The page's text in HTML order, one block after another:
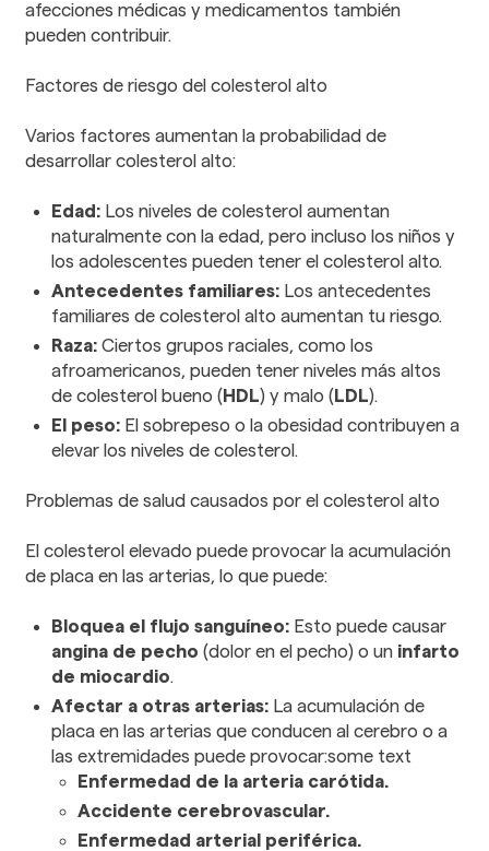
afecciones médicas y medicamentos también
pueden contribuir.
Factores de riesgo del colesterol alto
Varios factores aumentan la probabilidad de
desarrollar colesterol alto:
Edad: Los niveles de colesterol aumentan
naturalmente con la edad, pero incluso los niños y
los adolescentes pueden tener el colesterol alto.
Antecedentes familiares: Los antecedentes
familiares de colesterol alto aumentan tu riesgo.
Raza: Ciertos grupos raciales, como los
afroamericanos, pueden tener niveles más altos
de colesterol bueno ( HDL) y malo ( LDL).
El peso: El sobrepeso o la obesidad contribuyen a
elevar los niveles de colesterol.
Problemas de salud causados por el colesterol alto
El colesterol elevado puede provocar la acumulación
de placa en las arterias, lo que puede:
Bloquea el flujo sanguíneo: Esto puede causar
angina de pecho (dolor en el pecho) o un infarto
de miocardio.
Afectar a otras arterias: La acumulación de
placa en las arterias que conducen al cerebro o a
las extremidades puede provocar:some text
Enfermedad de la arteria carótida.
Accidente cerebrovascular.
Enfermedad arterial periférica.